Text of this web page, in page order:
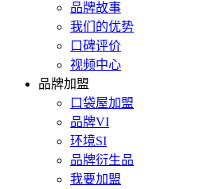
品牌故事
我们的优势
口碑评价
视频中心
品牌加盟
口袋屋加盟
品牌VI
环境SI
品牌衍生品
我要加盟